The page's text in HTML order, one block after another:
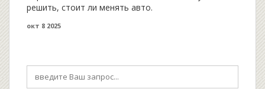
решить, стоит ли менять авто.
окт 8 2025